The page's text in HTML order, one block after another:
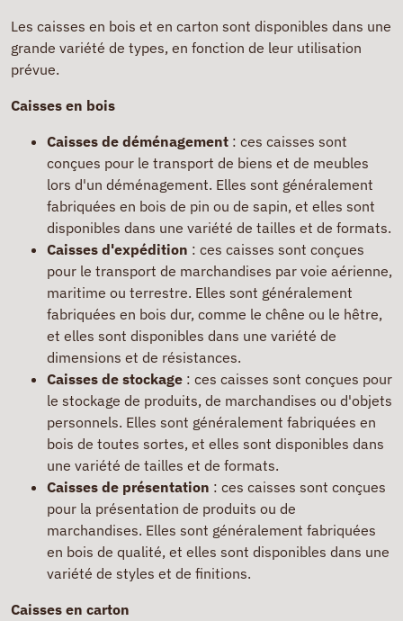
Les caisses en bois et en carton sont disponibles dans une
grande variété de types, en fonction de leur utilisation
prévue.
Caisses en bois
Caisses de déménagement : ces caisses sont
conçues pour le transport de biens et de meubles
lors d'un déménagement. Elles sont généralement
fabriquées en bois de pin ou de sapin, et elles sont
disponibles dans une variété de tailles et de formats.
Caisses d'expédition : ces caisses sont conçues
pour le transport de marchandises par voie aérienne,
maritime ou terrestre. Elles sont généralement
fabriquées en bois dur, comme le chêne ou le hêtre,
et elles sont disponibles dans une variété de
dimensions et de résistances.
Caisses de stockage : ces caisses sont conçues pour
le stockage de produits, de marchandises ou d'objets
personnels. Elles sont généralement fabriquées en
bois de toutes sortes, et elles sont disponibles dans
une variété de tailles et de formats.
Caisses de présentation : ces caisses sont conçues
pour la présentation de produits ou de
marchandises. Elles sont généralement fabriquées
en bois de qualité, et elles sont disponibles dans une
variété de styles et de finitions.
Caisses en carton